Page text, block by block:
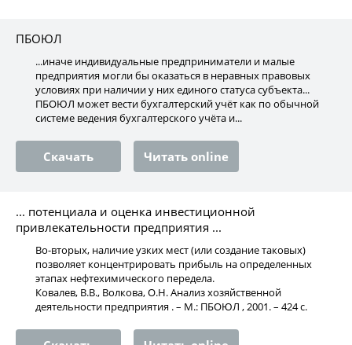
ПБОЮЛ
...иначе индивидуальные предприниматели и малые
предприятия могли бы оказаться в неравных правовых
условиях при наличии у них единого статуса субъекта...
ПБОЮЛ может вести бухгалтерский учёт как по обычной
системе ведения бухгалтерского учёта и...
Скачать Читать online
... потенциала и оценка инвестиционной
привлекательности предприятия ...
Во-вторых, наличие узких мест (или создание таковых)
позволяет концентрировать прибыль на определенных
этапах нефтехимического передела.
Ковалев, В.В., Волкова, О.Н. Анализ хозяйственной
деятельности предприятия . – М.: ПБОЮЛ , 2001. – 424 с.